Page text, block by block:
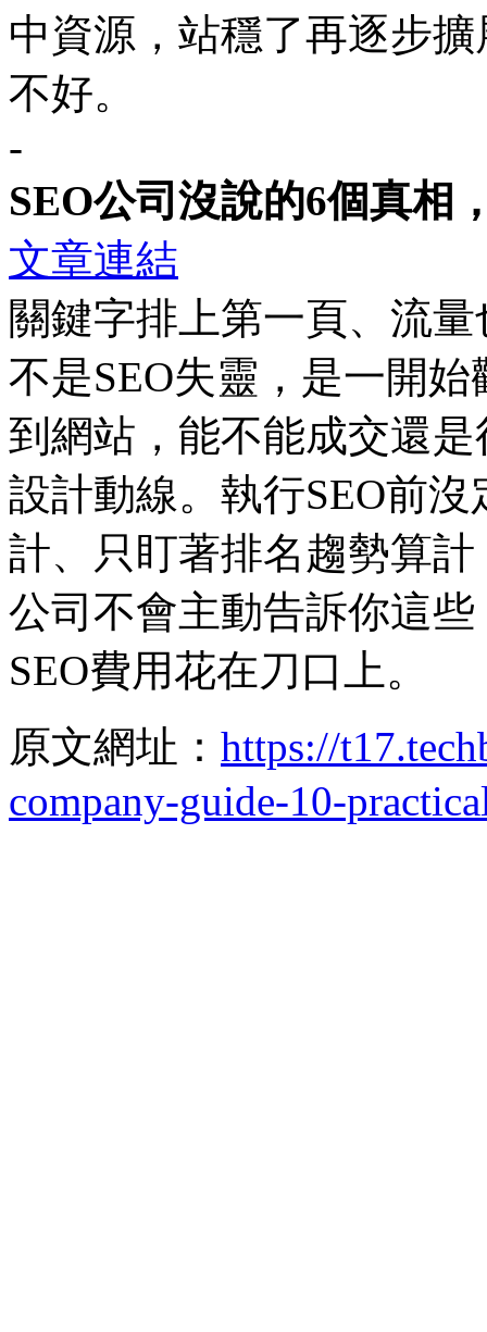
中資源，站穩了再逐步
不好。
-
SEO公司沒說的6個真相
文章連結
關鍵字排上第一頁、流
不是SEO失靈，是一開
到網站，能不能成交還
設計動線。執行SEO前
計、只盯著排名趨勢算
公司不會主動告訴你這
SEO費用花在刀口上。
原文網址： https://
company-guide-10-